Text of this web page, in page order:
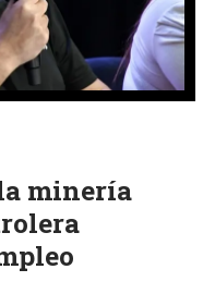
minería